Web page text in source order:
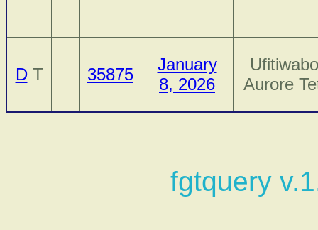
DT 35875
January
8, 2026
Aurore
fgtquery